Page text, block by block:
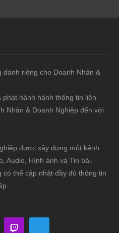
dành riêng cho Doanh Nhân &
hành hành thông tin liên
Nhân & Doanh Nghiệp đến với
được xây dựng một kênh
Audio, Hình ảnh và Tin bài.
thể cập nhật đầy đủ thông tin